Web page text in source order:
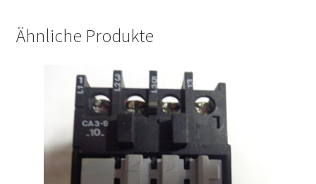
Ähnliche Produkte